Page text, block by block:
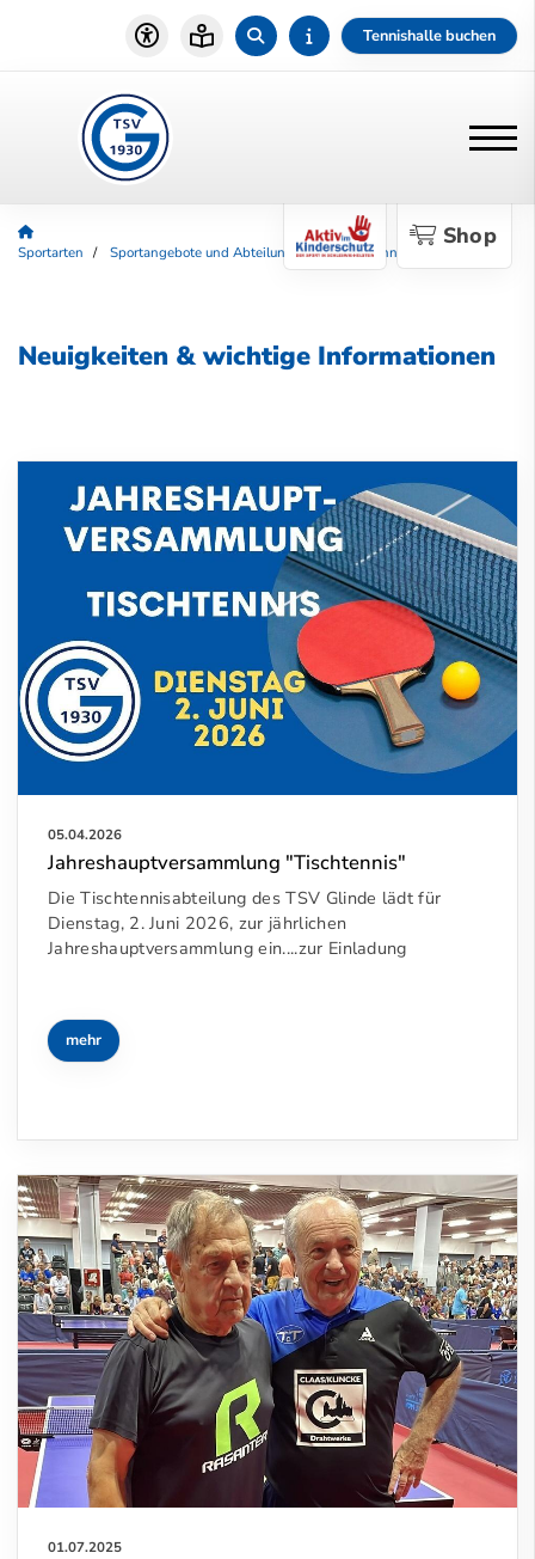
Tennishalle buchen
Shop
Sportarten Sportangebote und Abteilungen Tischtennis Aktuelles
Neuigkeiten & wichtige Informationen
05.04.2026
Jahreshauptversammlung "Tischtennis"
Die Tischtennisabteilung des TSV Glinde lädt für
Dienstag, 2. Juni 2026, zur jährlichen
Jahreshauptversammlung ein....zur Einladung
mehr
01.07.2025